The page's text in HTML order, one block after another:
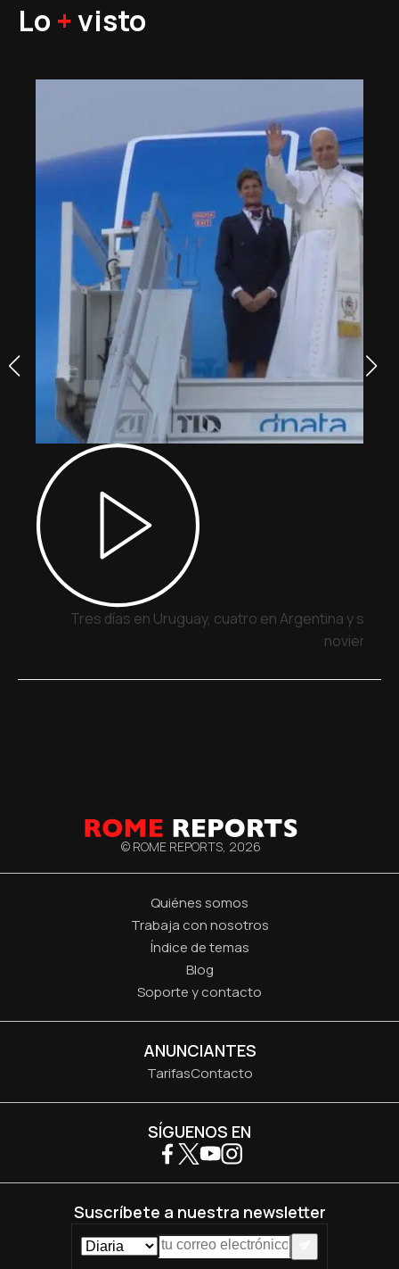
Lo +visto
Tres días en Uruguay, cuatro en Argentina y siete
noviembre
© ROME REPORTS, 2026
Quiénes somos
Trabaja con nosotros
Índice de temas
Blog
Soporte y contacto
ANUNCIANTES
TarifasContacto
SÍGUENOS EN
Suscríbete a nuestra newsletter